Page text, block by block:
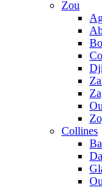
Zou
Collines